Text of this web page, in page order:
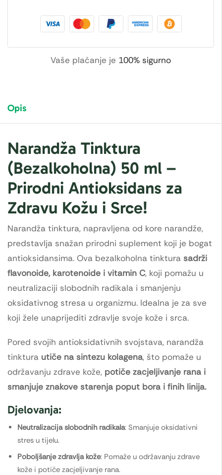
Vaše plaćanje je 100% sigurno
Opis
Narandža Tinktura
(Bezalkoholna) 50 ml –
Prirodni Antioksidans za
Zdravu Kožu i Srce!
Narandža tinktura, napravljena od kore narandže,
predstavlja snažan prirodni suplement koji je bogat
antioksidansima. Ova bezalkoholna tinktura sadrži
flavonoide, karotenoide i vitamin C, koji pomažu u
neutralizaciji slobodnih radikala i smanjenju
oksidativnog stresa u organizmu. Idealna je za sve
koji žele unaprijediti zdravlje svoje kože i srca.
Pored svojih antioksidativnih svojstava, narandža
tinktura utiče na sintezu kolagena, što pomaže u
održavanju zdrave kože, potiče zacjeljivanje rana i
smanjuje znakove starenja poput bora i finih linija.
Djelovanja:
Neutralizacija slobodnih radikala: Smanjuje oksidativni
stres u tijelu.
Poboljšanje zdravlja kože: Pomaže u održavanju zdrave
kože i potiče zacjeljivanje rana.